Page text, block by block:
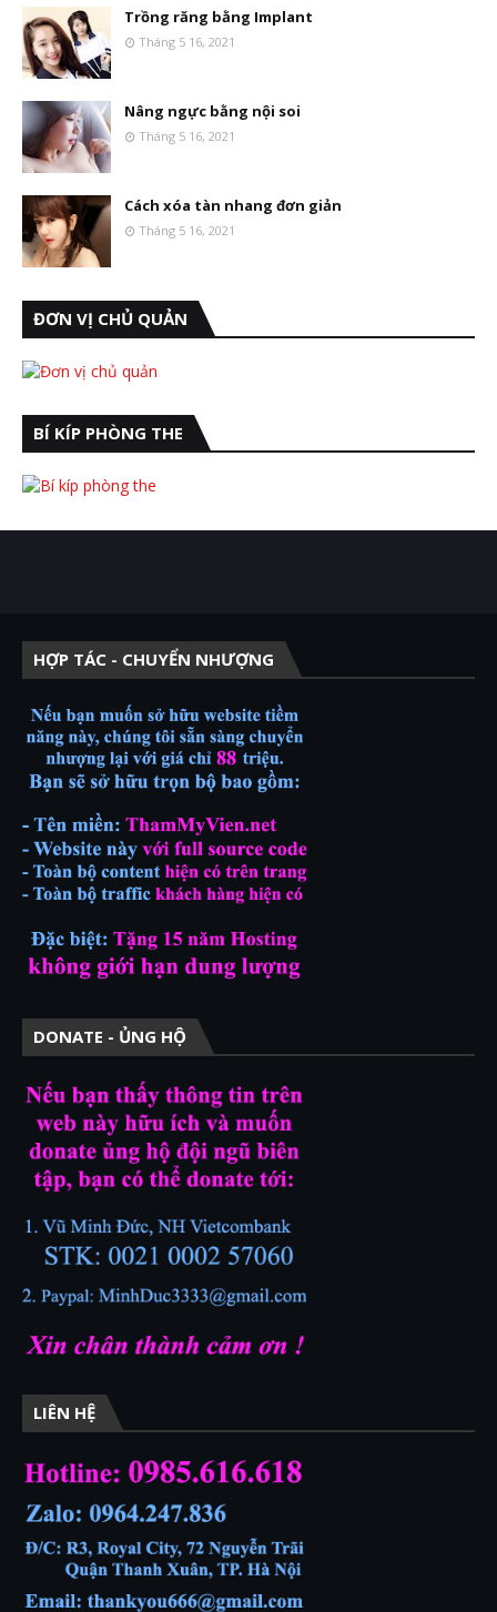
Trồng răng bằng Implant
Tháng 5 16, 2021
Nâng ngực bằng nội soi
Tháng 5 16, 2021
Cách xóa tàn nhang đơn giản
Tháng 5 16, 2021
ĐƠN VỊ CHỦ QUẢN
BÍ KÍP PHÒNG THE
HỢP TÁC - CHUYỂN NHƯỢNG
DONATE - ỦNG HỘ
LIÊN HỆ